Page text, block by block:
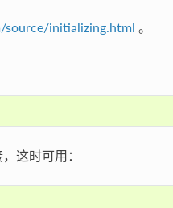
source/initializing.html 。
这时可用：